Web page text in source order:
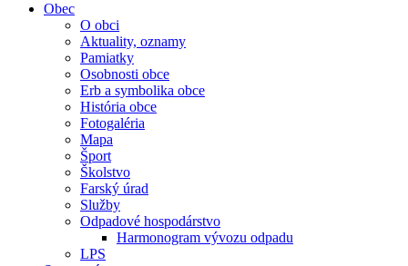
Obec
O obci
Aktuality, oznamy
Pamiatky
Osobnosti obce
Erb a symbolika obce
História obce
Fotogaléria
Mapa
Šport
Školstvo
Farský úrad
Služby
Odpadové hospodárstvo
Harmonogram vývozu odpadu
LPS